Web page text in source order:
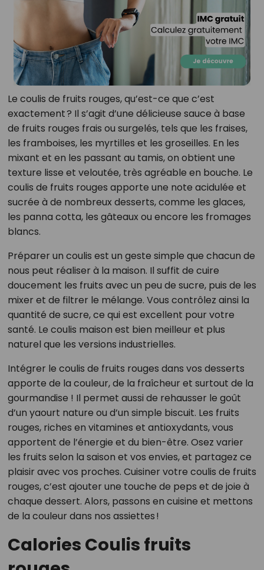
Le coulis de fruits rouges, qu’est-ce que c’est
exactement ? Il s’agit d’une délicieuse sauce à base
de fruits rouges frais ou surgelés, tels que les fraises,
les framboises, les myrtilles et les groseilles. En les
mixant et en les passant au tamis, on obtient une
texture lisse et veloutée, très agréable en bouche. Le
coulis de fruits rouges apporte une note acidulée et
sucrée à de nombreux desserts, comme les glaces,
les panna cotta, les gâteaux ou encore les fromages
blancs.
Préparer un coulis est un geste simple que chacun de
nous peut réaliser à la maison. Il suffit de cuire
doucement les fruits avec un peu de sucre, puis de les
mixer et de filtrer le mélange. Vous contrôlez ainsi la
quantité de sucre, ce qui est excellent pour votre
santé. Le coulis maison est bien meilleur et plus
naturel que les versions industrielles.
Intégrer le coulis de fruits rouges dans vos desserts
apporte de la couleur, de la fraîcheur et surtout de la
gourmandise ! Il permet aussi de rehausser le goût
d’un yaourt nature ou d’un simple biscuit. Les fruits
rouges, riches en vitamines et antioxydants, vous
apportent de l’énergie et du bien-être. Osez varier
les fruits selon la saison et vos envies, et partagez ce
plaisir avec vos proches. Cuisiner votre coulis de fruits
rouges, c’est ajouter une touche de peps et de joie à
chaque dessert. Alors, passons en cuisine et mettons
de la couleur dans nos assiettes !
Calories Coulis fruits